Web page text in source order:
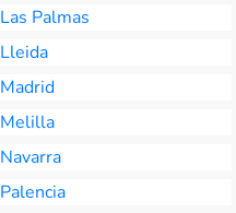
Las Palmas
Lleida
Madrid
Melilla
Navarra
Palencia